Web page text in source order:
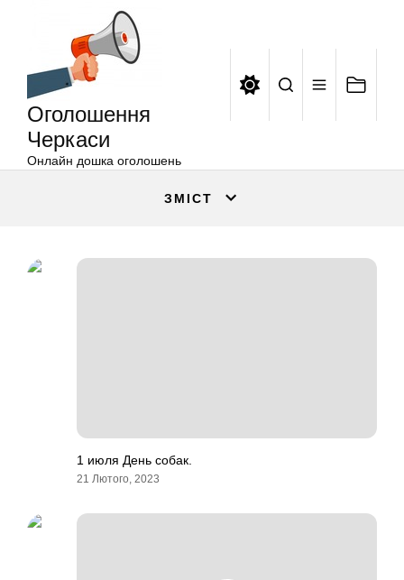
Оголошення
Черкаси
Онлайн дошка оголошень
ЗМІСТ
1 июля День собак.
21 Лютого, 2023